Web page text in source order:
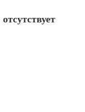
отсутствует